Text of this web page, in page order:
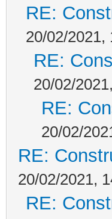
RE:
20/02/2021,
RE:
20/02/
RE:
20/02/
RE:
20/02/2021,
RE: